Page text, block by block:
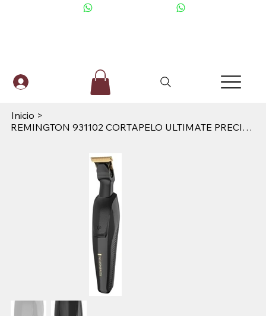
Inicio >
REMINGTON 931102 CORTAPELO ULTIMATE PRECISION TRIMMER (WATERPROOF)-MB20A (BV) F